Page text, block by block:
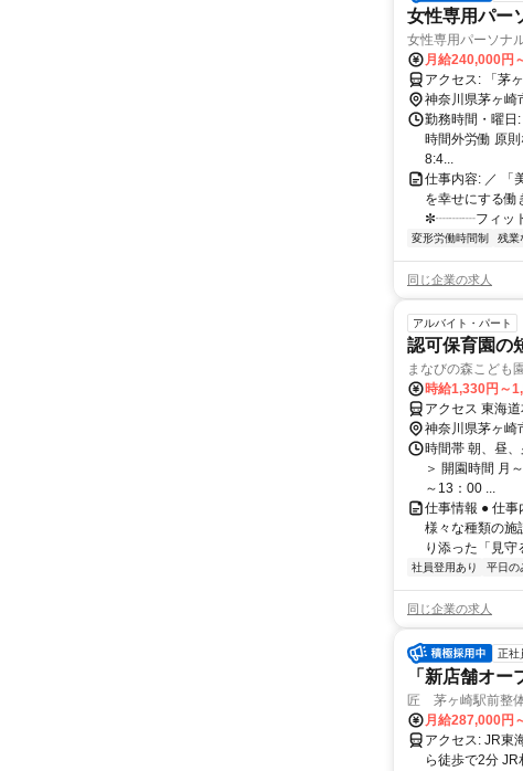
女性専用パー
女性専用パーソナ
月給240,000円
アクセ
神奈川県茅ヶ崎
勤務時間・曜日
時間外労働 原
8:4...
仕事内容: ／ 「
を幸せにする働
✼┈┈┈フィット
変形労働時間制 残業
同じ企業の求人
アルバイト・パート
認可保育園の
まなびの森こども
時給1,330円～
アクセス 東海
神奈川県茅ヶ崎
時間帯 朝、昼
＞ 開園時間 月
～13：00 ...
仕事情報 ● 仕
様々な種類の施
り添った「見守
社員登用あり 平日の
同じ企業の求人
正社
「新店舗オ
匠 茅ヶ崎駅前整
月給287,000円
アクセス: JR東海道本線(東京～熱海) 茅ケ崎駅から徒歩で2分 JR相模線 茅ケ崎駅か
ら徒歩で2分